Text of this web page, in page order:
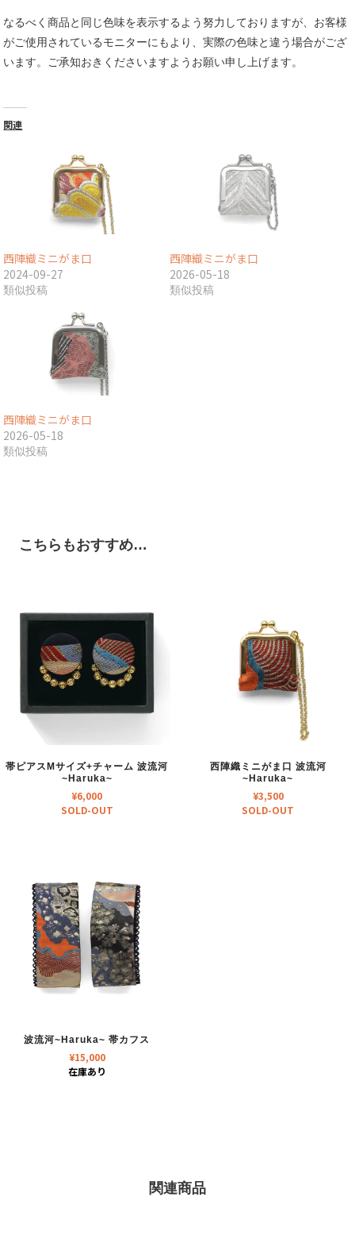
なるべく商品と同じ色味を表示するよう努力しておりますが、お客様
がご使用されているモニターにもより、実際の色味と違う場合がござ
います。ご承知おきくださいますようお願い申し上げます。
関連
西陣織ミニがま口
2024-09-27
類似投稿
西陣織ミニがま口
2026-05-18
類似投稿
西陣織ミニがま口
2026-05-18
類似投稿
こちらもおすすめ…
帯ピアスMサイズ+チャーム 波流河
~Haruka~
¥6,000
SOLD-OUT
西陣織ミニがま口 波流河
~Haruka~
¥3,500
SOLD-OUT
波流河~Haruka~ 帯カフス
¥15,000
在庫あり
関連商品